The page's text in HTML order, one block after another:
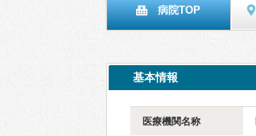
病院TOP
基本情報
医療機関名称